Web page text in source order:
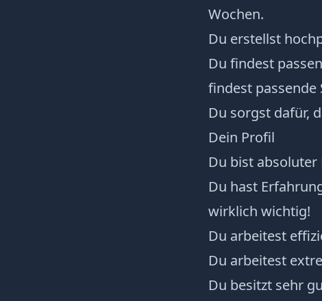
Wochen. ​
Du erstellst
Du findest
findest passende
Du sorgst dafür,
Dein Profil
Du bist
Du hast
wirklich wichtig!
Du arbeitest
Du arbeitest
Du besitzt sehr